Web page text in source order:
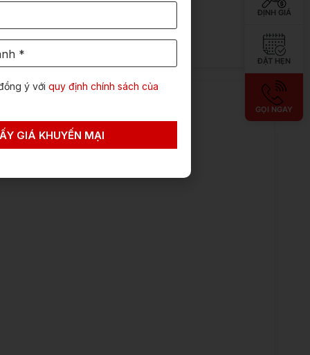
Xem chi tiết →
ĐỊNH GIÁ
ĐẶT HẸN
GỌI NGAY
ý với quy định chính sách của
GIÁ KHUYẾN MẠI